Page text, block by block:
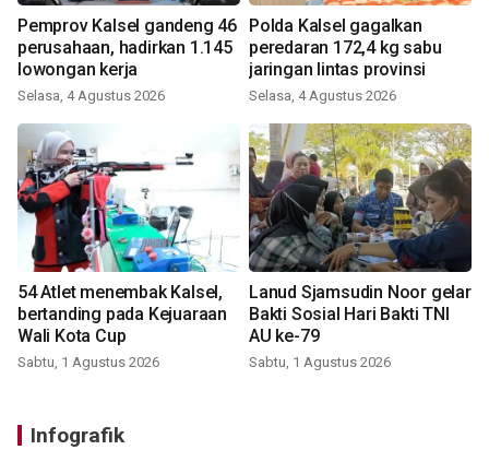
Pemprov Kalsel gandeng 46
perusahaan, hadirkan 1.145
lowongan kerja
Selasa, 4 Agustus 2026
Polda Kalsel gagalkan
peredaran 172,4 kg sabu
jaringan lintas provinsi
Selasa, 4 Agustus 2026
54 Atlet menembak Kalsel,
bertanding pada Kejuaraan
Wali Kota Cup
Sabtu, 1 Agustus 2026
Lanud Sjamsudin Noor gelar
Bakti Sosial Hari Bakti TNI
AU ke-79
Sabtu, 1 Agustus 2026
Infografik